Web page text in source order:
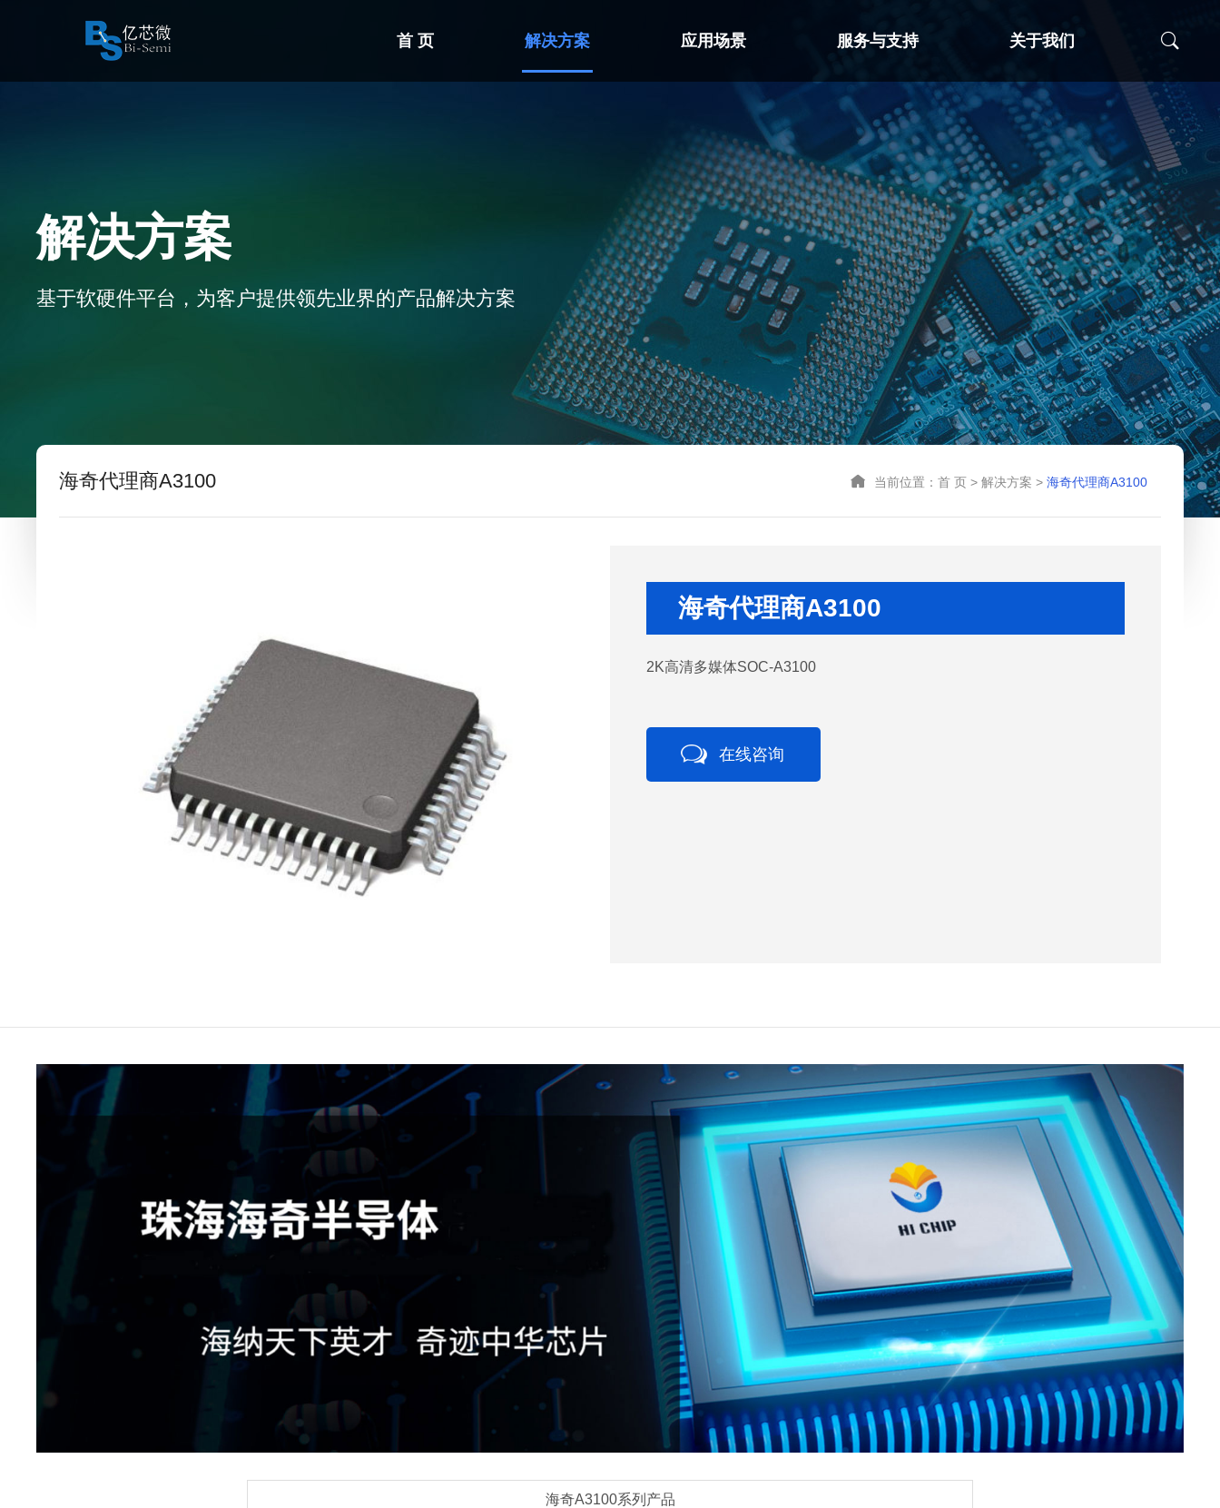
首 页 解决方案 应用场景 服务与支持 关于我们
解决方案
基于软硬件平台，为客户提供领先业界的产品解决方案
海奇代理商A3100 当前位置： 首 页> 解决方案 > 海奇代理商A3100
海奇代理商A3100
2K高清多媒体SOC-A3100
在线咨询
海奇A3100系列产品